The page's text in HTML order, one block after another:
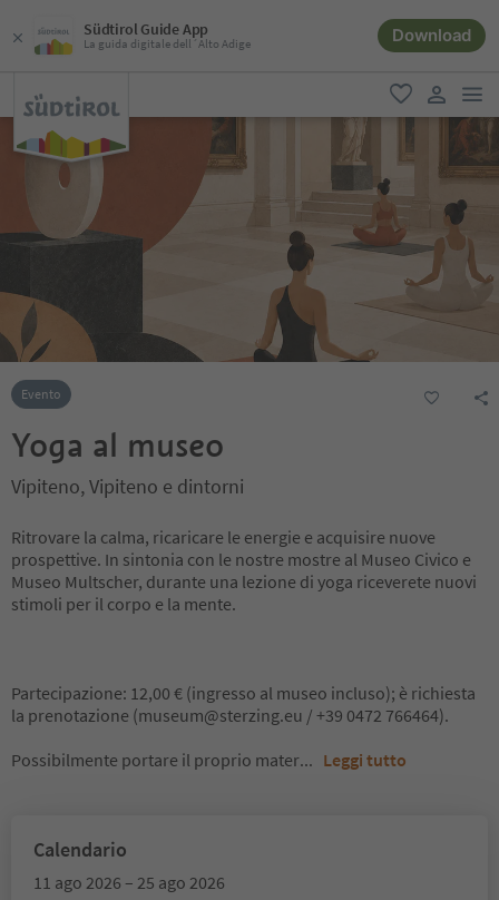
Südtirol Guide App
La guida digitale dell´Alto Adige Download
favoriti
user link
Evento
Yoga al museo
Vipiteno, Vipiteno e dintorni
Ritrovare la calma, ricaricare le energie e acquisire nuove
prospettive. In sintonia con le nostre mostre al Museo Civico e
Museo Multscher, durante una lezione di yoga riceverete nuovi
stimoli per il corpo e la mente.
Partecipazione: 12,00 € (ingresso al museo incluso); è richiesta
la prenotazione (museum@sterzing.eu / +39 0472 766464).
Possibilmente portare il proprio mater... Leggi tutto
Calendario
11 ago 2026 – 25 ago 2026